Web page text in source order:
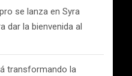
se lanza en Syra
dar la bienvenida al
transformando la